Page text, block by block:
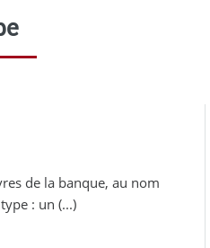
de la banque, au nom
: un (...)